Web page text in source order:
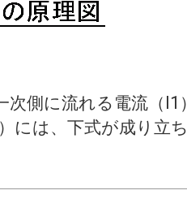
次側に流れる電流（
には、下式が成り立